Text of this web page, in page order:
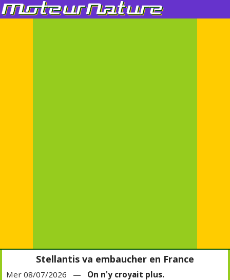
Stellantis va embaucher en France
Mer 08/07/2026 — On n'y croyait plus.